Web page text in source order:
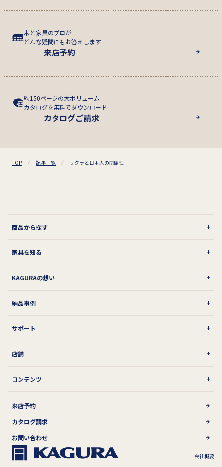
木と家具のプロが
どんな疑問にもお答えします
来店予約
約150ページの大ボリューム
カタログを無料でダウンロード
カタログご請求
TOP 記事一覧 サクラと日本人の関係性
商品から探す
家具を知る
KAGURAの想い
納品事例
サポート
店舗
コンテンツ
来店予約
カタログ請求
お問い合わせ
会社概要